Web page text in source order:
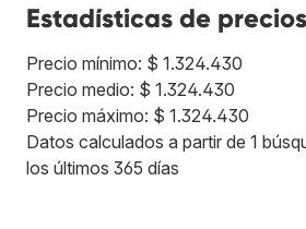
Estadísticas de
Precio mínimo: $ 1.324.430
Precio medio: $ 1.324.430
Precio máximo: $ 1.324.430
Datos calculados a partir de 1
los últimos 365 días